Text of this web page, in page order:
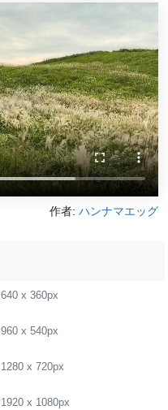
作者: ハンナマエッグ
640x 360px
960x 540px
1280x 720px
1920x 1080px